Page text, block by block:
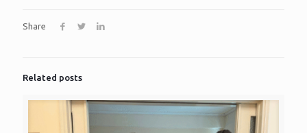
Share
Related posts